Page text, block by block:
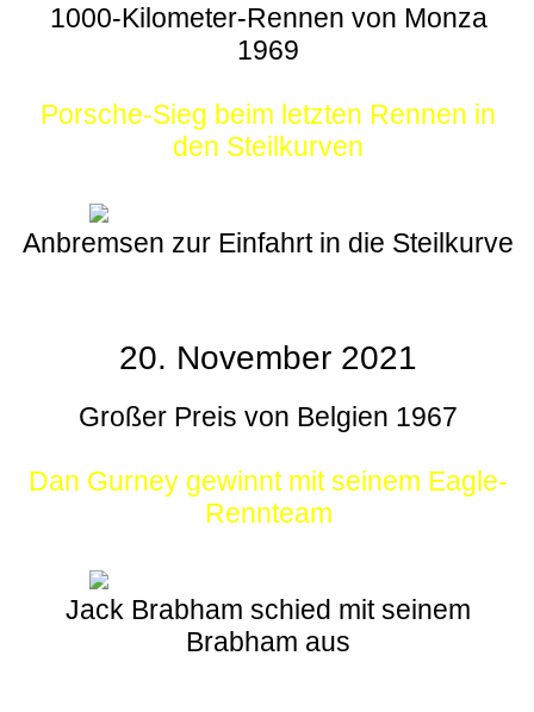
1000-Kilometer-Rennen von Monza
1969
Porsche-Sieg beim letzten Rennen in
den Steilkurven
Anbremsen zur Einfahrt in die Steilkurve
20. November 2021
Großer Preis von Belgien 1967
Dan Gurney gewinnt mit seinem Eagle-
Rennteam
Jack Brabham schied mit seinem
Brabham aus